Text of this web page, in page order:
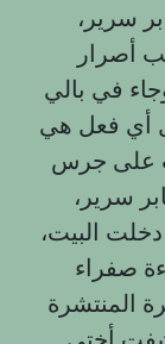
سرير،
أصرار
في بالي
أي فعل هي
على جرس
سرير،
البيت،
صفراء
المنتشرة